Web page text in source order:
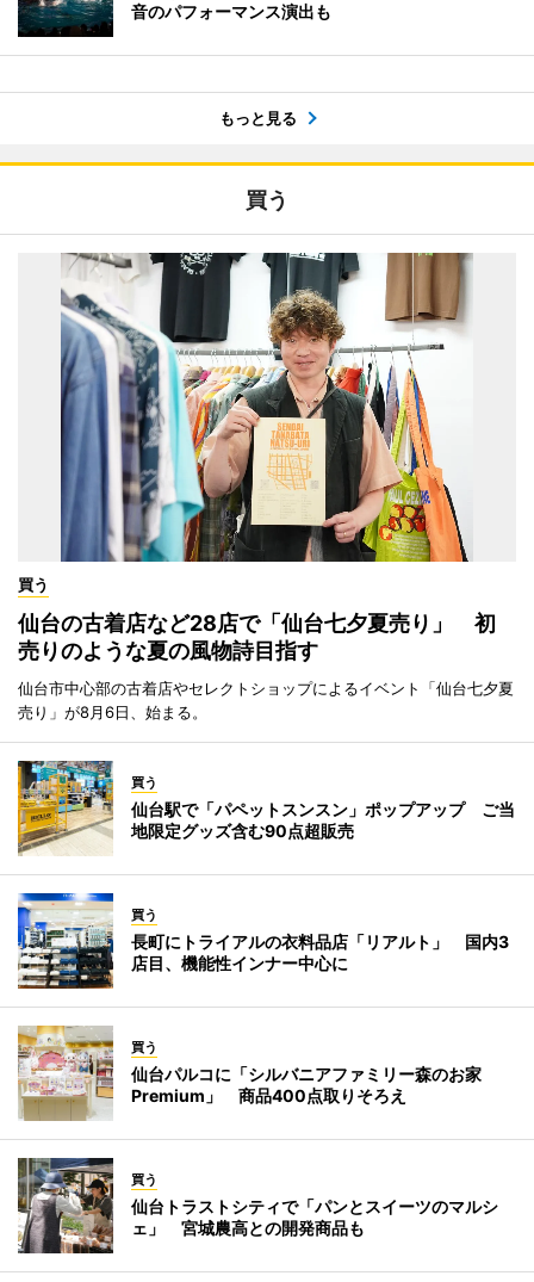
音のパフォーマンス演出も
もっと見る
買う
買う
仙台の古着店など28店で「仙台七夕夏売り」 初
売りのような夏の風物詩目指す
仙台市中心部の古着店やセレクトショップによるイベント「仙台七夕夏
売り」が8月6日、始まる。
買う
仙台駅で「パペットスンスン」ポップアップ ご当
地限定グッズ含む90点超販売
買う
長町にトライアルの衣料品店「リアルト」 国内3
店目、機能性インナー中心に
買う
仙台パルコに「シルバニアファミリー森のお家
Premium」 商品400点取りそろえ
買う
仙台トラストシティで「パンとスイーツのマルシ
ェ」 宮城農高との開発商品も